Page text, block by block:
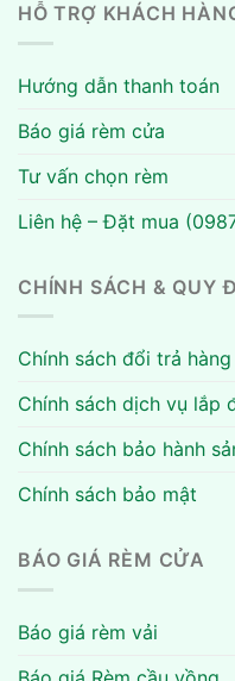
HỖ TRỢ KHÁCH
Hướng dẫn thanh toán
Báo giá rèm cửa
Tư vấn chọn rèm
Liên hệ – Đặt mua
CHÍNH SÁCH & QUY
Chính sách đổi trả
Chính sách dịch vụ lắp
Chính sách bảo hành
Chính sách bảo mật
BÁO GIÁ RÈM CỬA
Báo giá rèm vải